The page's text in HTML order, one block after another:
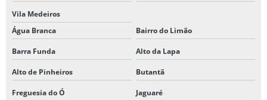
Vila Medeiros
Água Branca
Bairro do Limão
Barra Funda Alto da Lapa
Alto de Pinheiros Butantã
Freguesia do Ó Jaguaré